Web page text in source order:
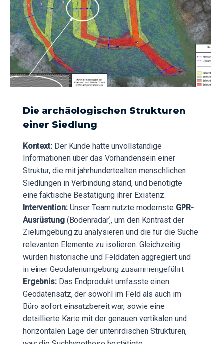
Die archäologischen Strukturen
einer Siedlung
Kontext: Der Kunde hatte unvollständige
Informationen über das Vorhandensein einer
Struktur, die mit jahrhundertealten menschlichen
Siedlungen in Verbindung stand, und benötigte
eine faktische Bestätigung ihrer Existenz.
Intervention: Unser Team nutzte modernste GPR-
Ausrüstung (Bodenradar), um den Kontrast der
Zielumgebung zu analysieren und die für die Suche
relevanten Elemente zu isolieren. Gleichzeitig
wurden historische und Felddaten aggregiert und
in einer Geodatenumgebung zusammengeführt.
Ergebnis: Das Endprodukt umfasste einen
Geodatensatz, der sowohl im Feld als auch im
Büro sofort einsatzbereit war, sowie eine
detaillierte Karte mit der genauen vertikalen und
horizontalen Lage der unterirdischen Strukturen,